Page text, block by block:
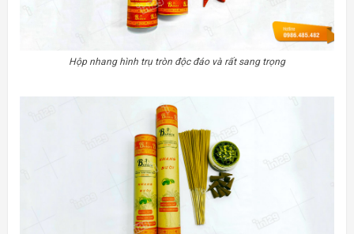
Hộp nhang hình trụ tròn độc đáo và rất sang trọng